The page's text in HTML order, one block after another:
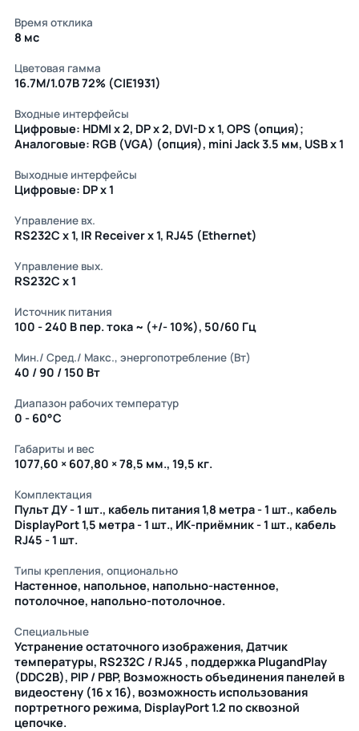
Время отклика
8 мс
Цветовая гамма
16.7M/1.07B 72% (CIE1931)
Входные интерфейсы
Цифровые: HDMI x 2, DP x 2, DVI-D x 1, OPS (опция);
Аналоговые: RGB (VGA) (опция), mini Jack 3.5 мм, USB x 1
Выходные интерфейсы
Цифровые: DP x 1
Управление вх.
RS232C x 1, IR Receiver x 1, RJ45 (Ethernet)
Управление вых.
RS232C x 1
Источник питания
100 - 240 В пер. тока ~ (+/- 10%), 50/60 Гц
Мин./ Сред./ Макс., энергопотребление (Вт)
40 / 90 / 150 Вт
Диапазон рабочих температур
0 - 60°C
Габариты и вес
1077,60 × 607,80 × 78,5 мм., 19,5 кг.
Комплектация
Пульт ДУ - 1 шт., кабель питания 1,8 метра - 1 шт., кабель
DisplayPort 1,5 метра - 1 шт., ИК-приёмник - 1 шт., кабель
RJ45 - 1 шт.
Типы крепления, опционально
Настенное, напольное, напольно-настенное,
потолочное, напольно-потолочное.
Специальные
Устранение остаточного изображения, Датчик
температуры, RS232C / RJ45 , поддержка PlugandPlay
(DDC2B), PIP / PBP, Возможность объединения панелей в
видеостену (16 x 16), возможность использования
портретного режима, DisplayPort 1.2 по сквозной
цепочке.